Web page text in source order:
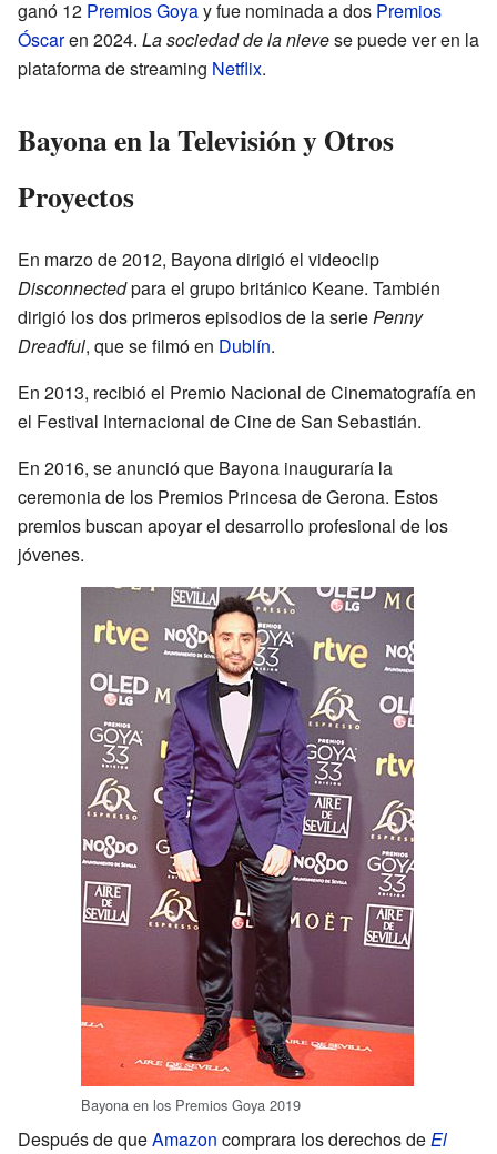
ganó 12 Premios Goyay fue nominada a dos Premios
Óscaren 2024. La sociedad de la nievese puede ver en la
plataforma de streaming Netflix.
Bayona en la Televisión y Otros
Proyectos
En marzo de 2012, Bayona dirigió el videoclip
Disconnectedpara el grupo británico Keane. También
dirigió los dos primeros episodios de la seriePenny
Dreadful, que se filmó en Dublín.
En 2013, recibió el Premio Nacional de Cinematografía en
el Festival Internacional de Cine de San Sebastián.
En 2016, se anunció que Bayona inauguraría la
ceremonia de los Premios Princesa de Gerona. Estos
premios buscan apoyar el desarrollo profesional de los
jóvenes.
Bayona en los Premios Goya 2019
Después de queAmazon comprara los derechos deEl